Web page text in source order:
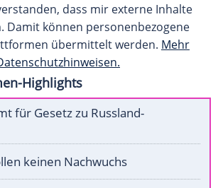
dass mir externe Inhalte
Damit können personenbezogene
übermittelt werden. Mehr
Highlights
für Gesetz zu Russland-
keinen Nachwuchs